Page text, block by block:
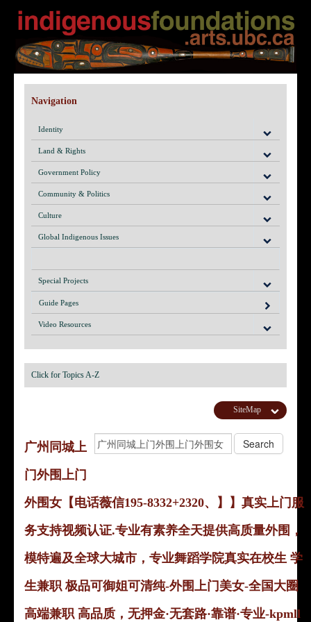
Navigation
Identity
Land & Rights
Government Policy
Community & Politics
Culture
Global Indigenous Issues
Special Projects
Guide Pages
Video Resources
Click for Topics A-Z
SiteMap
广州同城上
门外围上门
外围女【电话薇信195-8332+2320、】】真实上门服
务支持视频认证.专业有素养全天提供高质量外围，
模特遍及全球大城市，专业舞蹈学院真实在校生 学
生兼职 极品可御姐可清纯-外围上门美女-全国大圈
高端兼职 高品质，无押金·无套路·靠谱·专业-kpmll